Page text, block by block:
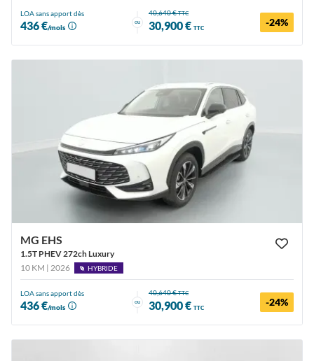
LOA sans apport dès
436 €/mois
ou
40,640 €TTC
30,900 € TTC -24%
MG EHS
1.5T PHEV 272ch Luxury
10 KM | 2026
HYBRIDE
LOA sans apport dès
436 €/mois
ou
40,640 €TTC
30,900 € TTC -24%